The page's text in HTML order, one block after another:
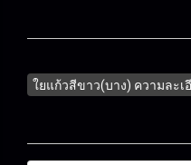
ใยแก้วสีขาว(บาง) ความละเ